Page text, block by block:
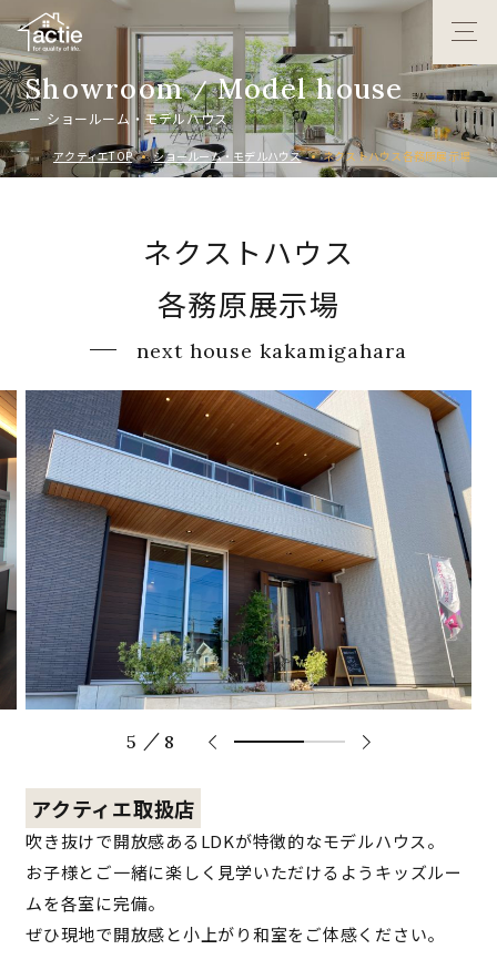
Showroom / Model house
シ ョールーム ・モデルハウス
アクティエTOP ショールーム・モデルハウス ネクストハウス各務原展示場
ネクストハウス
各務原展示場
next house kakamigahara
5 / 8
アクティエ取扱店
吹き抜けで開放感あるLDKが特徴的なモデルハウス。
お子様とご一緒に楽しく見学いただけるようキッズルー
ムを各室に完備。
ぜひ現地で開放感と小上がり和室をご体感ください。